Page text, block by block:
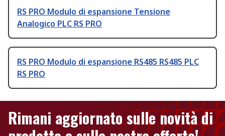
RS PRO Modulo di espansione Tensione
Analogico PLC RS PRO
RS PRO Modulo di espansione RS485 RS485 PLC
RS PRO
Rimani aggiornato sulle novità di